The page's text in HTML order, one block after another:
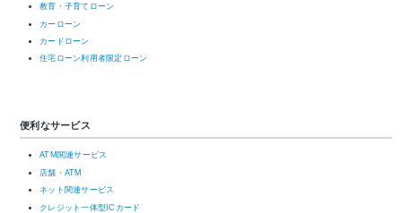
教育・子育てローン
カーローン
カードローン
住宅ローン利用者限定ローン
便利なサービス
ATM関連サービス
店舗・ATM
ネット関連サービス
クレジット一体型ICカード